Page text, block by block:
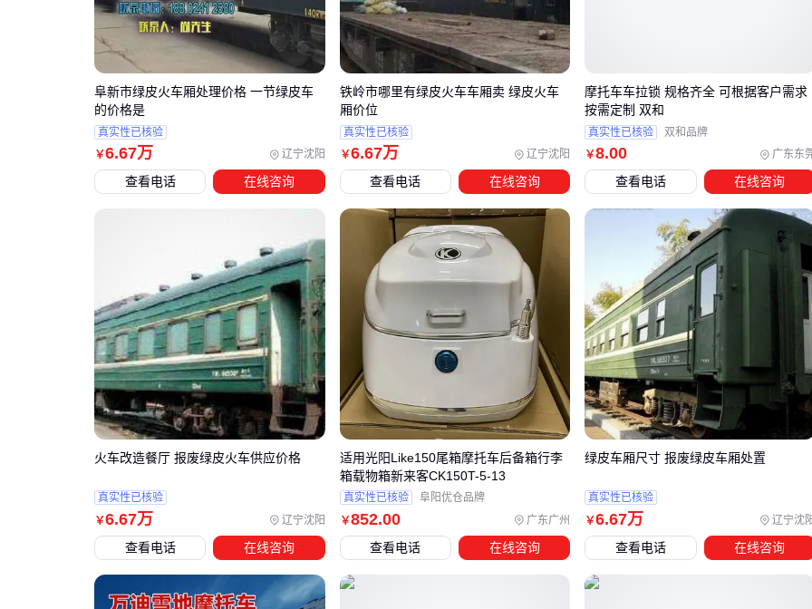
全天候适应性：农用运输时能保护谷物免受雨水淋湿，消防
巡逻时可确保设备干燥
多功能扩展：部分型号支持加装喷雾装置、警灯等专业设备
操作舒适性：冬季作业时封闭舱体的保温效果明显
通过性降低：加装舱体后车身变宽，狭窄山路或田间小道通
过性受影响
维护复杂度：舱体铰链、密封条等部件需要定期检查，避免
漏水或异响
燃油封闭摩托车
适合需要长距离移动的场景，
而电动封闭摩托车 在短途定点作业中更有成本优势。
三、如何根据需求选择最合适的封闭摩托车类型？
选型的关键是明确核心用途，常见分流方案包括：
载人运输型：侧重乘坐舒适性，座位数、腿部空间和减震性
能是重点
设备作业型
：如消防洒水车需考虑载重、设备安装接口和水
巡逻执勤型：要求机动性好，通常选择轴距较短的四轮设计
如果载货需求大于载人，也可以考虑
￥6.67万 辽宁沈阳
阜新市绿皮火车厢处理价格 一节绿皮车
的价格是
真实性已核验
查看电话 在线咨询
￥6.67万 辽宁沈阳
铁岭市哪里有绿皮火车车厢卖 绿皮火车
厢价位
真实性已核验
查看电话 在线咨询
￥8.00 广东东
摩托车车拉锁 规格齐全 可根据客户需求
按需定制 双和
真实性已核验 双和品牌
查看电话 在线咨询
￥6.67万 辽宁沈阳
火车改造餐厅 报废绿皮火车供应价格
真实性已核验
查看电话 在线咨询
￥852.00 广东广州
适用光阳Like150尾箱摩托车后备箱行李
箱载物箱新来客CK150T-5-13
真实性已核验 阜阳优仓品牌
查看电话 在线咨询
￥6.67万 辽宁沈
绿皮车厢尺寸 报废绿皮车厢处置
真实性已核验
查看电话 在线咨询